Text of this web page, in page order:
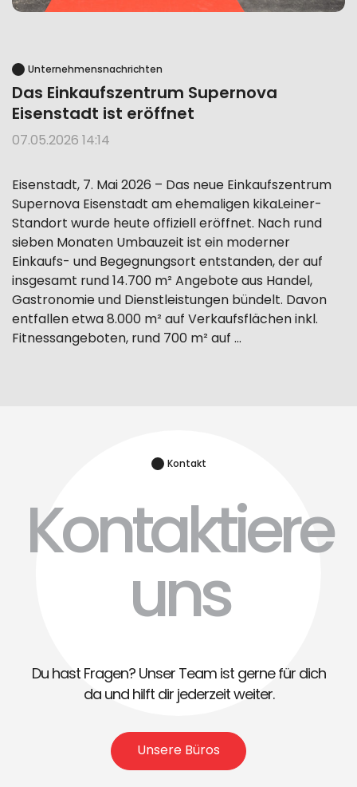
Unternehmensnachrichten
Das Einkaufszentrum Supernova
Eisenstadt ist eröffnet
07.05.2026 14:14
Eisenstadt, 7. Mai 2026 – Das neue Einkaufszentrum
Supernova Eisenstadt am ehemaligen kikaLeiner-
Standort wurde heute offiziell eröffnet. Nach rund
sieben Monaten Umbauzeit ist ein moderner
Einkaufs- und Begegnungsort entstanden, der auf
insgesamt rund 14.700 m² Angebote aus Handel,
Gastronomie und Dienstleistungen bündelt. Davon
entfallen etwa 8.000 m² auf Verkaufsflächen inkl.
Fitnessangeboten, rund 700 m² auf …
Kontakt
Kontaktiere
uns
Du hast Fragen? Unser Team ist gerne für dich
da und hilft dir jederzeit weiter.
Unsere Büros